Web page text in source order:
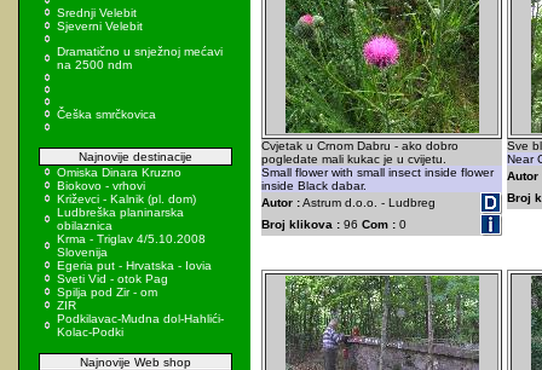
Srednji Velebit
Sjeverni Velebit
Dramatično u snježnoj mećavi
na 2500 ndm
Češka smrčkovica
Najnovije destinacije
Omiska Dinara Kruzno
Biokovo - vrhovi
Križevci - Kalnik (pl. dom)
Ludbreška planinarska
obilaznica
Krma - Triglav 4/5.10.2008
Slovenija
Egeria put - Hrvatska - Iovia
Sveti Vid - otok Pag
Spilja pod Zir - om
ZIR
Podkilavac-Mudna dol-Hahlići-
Kolac-Podki
Najnovije Web shop
Cvjetak u Crnom Dabru - ako dobro
pogledate mali kukac je u cvijetu.
Small flower with small insect inside flower
inside Black dabar.
Autor :Astrum d.o.o. - Ludbreg
Broj klikova : 96 Com : 0
Sve
Near
Autor
Broj